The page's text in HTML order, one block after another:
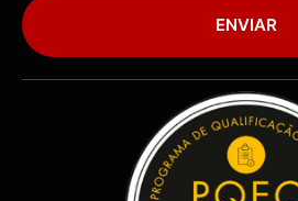
ENVIAR